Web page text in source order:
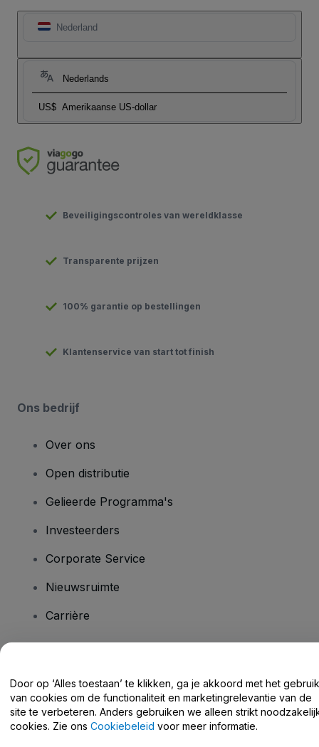
Nederland
Nederlands
US$ Amerikaanse US-dollar
Beveiligingscontroles van wereldklasse
Transparente prijzen
100% garantie op bestellingen
Klantenservice van start tot finish
Ons bedrijf
Over ons
Open distributie
Gelieerde Programma's
Investeerders
Corporate Service
Nieuwsruimte
Carrière
Helpcentrum / Neem Contact Met Ons Op
Door op ‘Alles toestaan’ te klikken, ga je akkoord met het gebruik
van cookies om de functionaliteit en marketingrelevantie van de
site te verbeteren. Anders gebruiken we alleen strikt
cookies. Zie ons Cookiebeleid voor meer informatie.